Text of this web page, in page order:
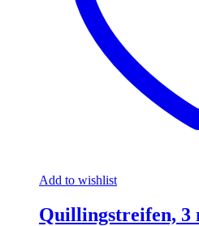
Add to wishlist
Quillingstreifen, 3